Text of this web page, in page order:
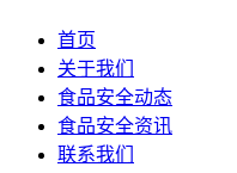
首页
关于我们
食品安全动态
食品安全资讯
联系我们